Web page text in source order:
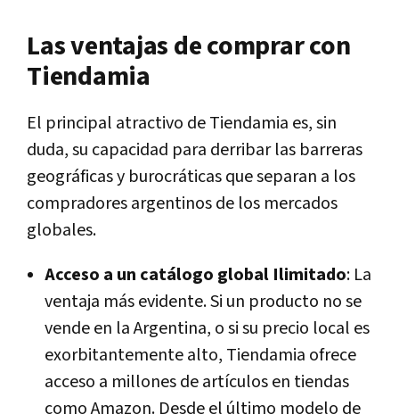
Las ventajas de comprar con
Tiendamia
El principal atractivo de Tiendamia es, sin
duda, su capacidad para derribar las barreras
geográficas y burocráticas que separan a los
compradores argentinos de los mercados
globales.
Acceso a un catálogo global Ilimitado: La
ventaja más evidente. Si un producto no se
vende en la Argentina, o si su precio local es
exorbitantemente alto, Tiendamia ofrece
acceso a millones de artículos en tiendas
como Amazon. Desde el último modelo de